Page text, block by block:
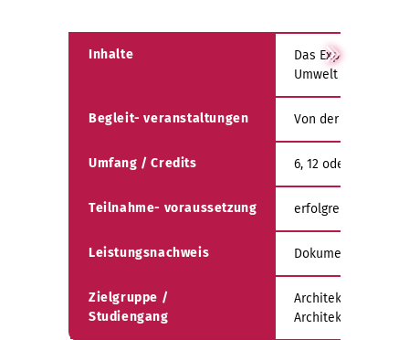
Inhalte
Das
Umwelt unter
Begleit- veranstaltungen Von der Professur
Umfang / Credits 6, 12 oder 18 ECTS
Teilnahme- voraussetzung erfolgreich
Leistungsnachweis Dokumentation
Zielgruppe /
Studiengang
Architektur,
Architektur, Master